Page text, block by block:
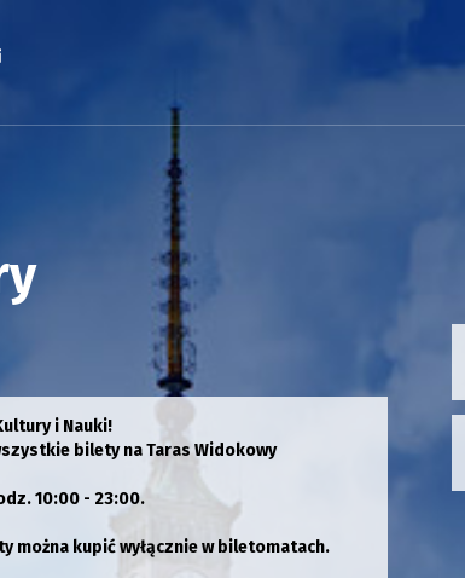
i Nauki!
bilety na Taras Widokowy
10:00 - 23:00.
można kupić wyłącznie w biletomatach.